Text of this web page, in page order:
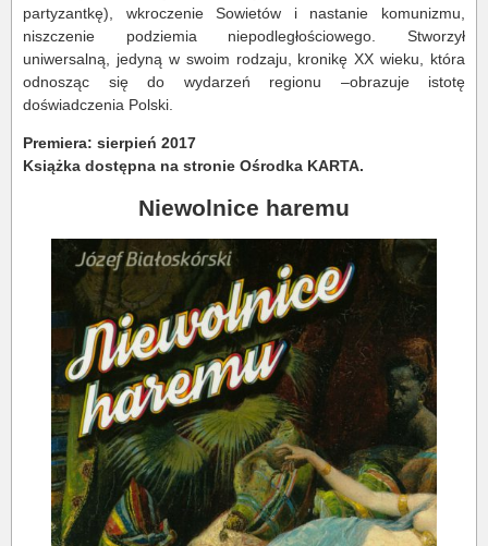
partyzantkę), wkroczenie Sowietów i nastanie komunizmu,
niszczenie podziemia niepodległościowego. Stworzył
uniwersalną, jedyną w swoim rodzaju, kronikę XX wieku, która
odnosząc się do wydarzeń regionu –obrazuje istotę
doświadczenia Polski.
Premiera: sierpień 2017
Książka dostępna na stronie Ośrodka KARTA.
Niewolnice haremu